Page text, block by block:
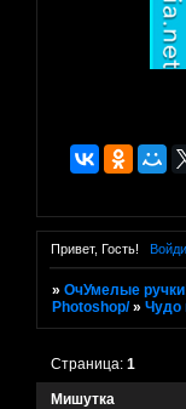
Привет, Гость!
»ОчУмелые
Photoshop/ »Чудо
Мишутка
Страница:1